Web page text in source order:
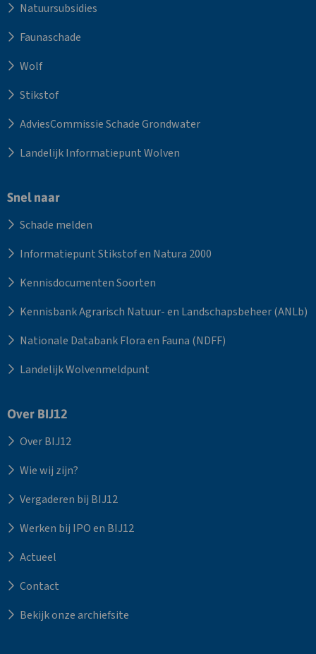
Natuursubsidies
Faunaschade
Wolf
Stikstof
AdviesCommissie Schade Grondwater
Landelijk Informatiepunt Wolven
Snel naar
Schade melden
Informatiepunt Stikstof en Natura 2000
Kennisdocumenten Soorten
Kennisbank Agrarisch Natuur- en Landschapsbeheer (ANLb)
Nationale Databank Flora en Fauna (NDFF)
Landelijk Wolvenmeldpunt
Over BIJ12
Over BIJ12
Wie wij zijn?
Vergaderen bij BIJ12
Werken bij IPO en BIJ12
Actueel
Contact
Bekijk onze archiefsite